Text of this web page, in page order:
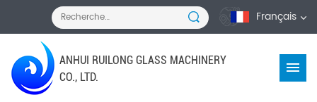
Français
ANHUI RUILONG GLASS MACHINERY
CO., LTD.